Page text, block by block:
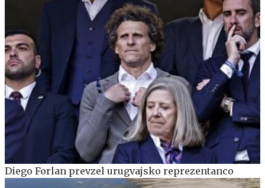
Diego Forlan prevzel urugvajsko reprezentanco